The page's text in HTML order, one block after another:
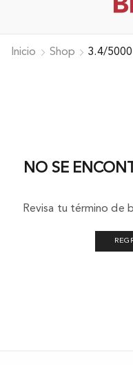
Inicio Shop 3.4/5000
NO SE
Revisa tu término de